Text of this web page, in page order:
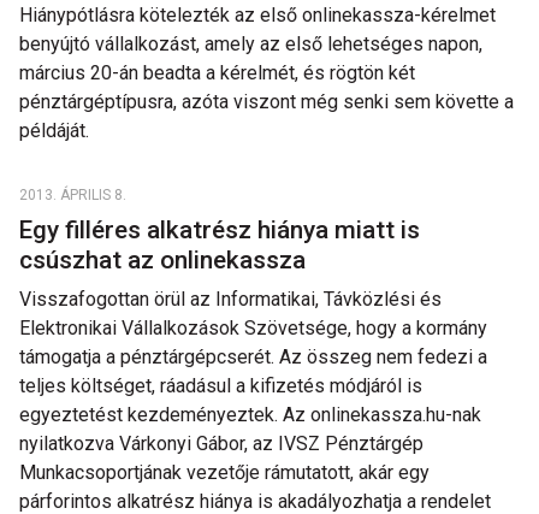
Hiánypótlásra kötelezték az első onlinekassza-kérelmet
benyújtó vállalkozást, amely az első lehetséges napon,
március 20-án beadta a kérelmét, és rögtön két
pénztárgéptípusra, azóta viszont még senki sem követte a
példáját.
2013. ÁPRILIS 8.
Egy filléres alkatrész hiánya miatt is
csúszhat az onlinekassza
Visszafogottan örül az Informatikai, Távközlési és
Elektronikai Vállalkozások Szövetsége, hogy a kormány
támogatja a pénztárgépcserét. Az összeg nem fedezi a
teljes költséget, ráadásul a kifizetés módjáról is
egyeztetést kezdeményeztek. Az onlinekassza.hu-nak
nyilatkozva Várkonyi Gábor, az IVSZ Pénztárgép
Munkacsoportjának vezetője rámutatott, akár egy
párforintos alkatrész hiánya is akadályozhatja a rendelet